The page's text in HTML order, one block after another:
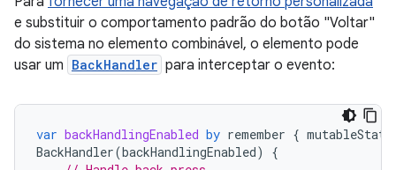
e substituir o comportamento padrão do botão "Voltar"
do sistema no elemento combinável, o elemento pode
usar um BackHandler para interceptar o evento:
var backHandlingEnabled by remember {
BackHandler(backHandlingEnabled)
{